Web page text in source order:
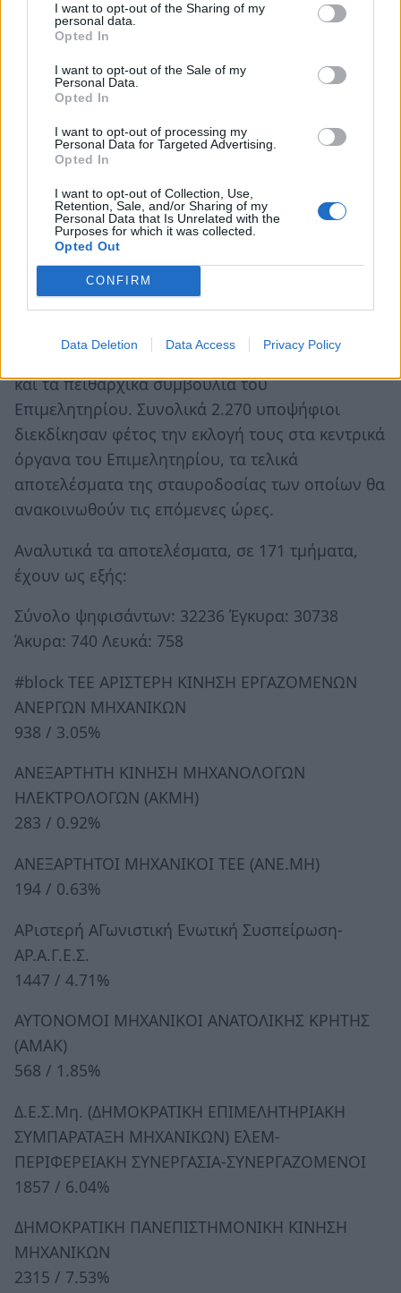
I want to opt-out of the Sharing of my
personal data.
Opted In
I want to opt-out of the Sale of my
Personal Data.
Opted In
I want to opt-out of processing my
Personal Data for Targeted Advertising.
Opted In
I want to opt-out of Collection, Use,
Retention, Sale, and/or Sharing of my
Personal Data that Is Unrelated with the
Purposes for which it was collected.
Opted Out
CONFIRM
Data Deletion Data Access Privacy Policy
φέρνουμε αποτελέσματα. Και όλοι μαζί, για το
καλό του κλάδου και της χώρας, μπορούμε από
σήμερα να πετύχουμε ακόμη περισσότερα. Και
θέλουμε και μπορούμε. Το έχουμε αποδείξει.»
Σημειώνεται ότι δεκαέξι (16) συνδυασμοί
υποψηφίων και τέσσερις (4) μεμονωμένοι
υποψήφιοι έθεσαν υποψηφιότητα για εκλογή
στις 155 έδρες της Κεντρικής Αντιπροσωπείας
του ΤΕΕ, για τις εκλογές της 3ης Νοεμβρίου
2019. Αρκετοί από τους συνδυασμούς έχουν
θέσει υποψηφιότητα και για τις δεκατρείς,
πλέον, επιστημονικές επιτροπές ειδικοτήτων (οι
οποίες με αντίστοιχες 65 έδρες συμμετέχουν
στην Α/ΤΕΕ), όπου κατέρχονται 19 συνδυασμοί,
και τα πειθαρχικά συμβούλια του
Επιμελητηρίου. Συνολικά 2.270 υποψήφιοι
διεκδίκησαν φέτος την εκλογή τους στα κεντρικά
όργανα του Επιμελητηρίου, τα τελικά
αποτελέσματα της σταυροδοσίας των οποίων θα
ανακοινωθούν τις επόμενες ώρες.
Αναλυτικά τα αποτελέσματα, σε 171 τμήματα,
έχουν ως εξής:
Σύνολο ψηφισάντων: 32236 Έγκυρα: 30738
Άκυρα: 740 Λευκά: 758
#block TEE ΑΡΙΣΤΕΡΗ ΚΙΝΗΣΗ ΕΡΓΑΖΟΜΕΝΩΝ
ΑΝΕΡΓΩΝ ΜΗΧΑΝΙΚΩΝ
938 / 3.05%
ΑΝΕΞΑΡΤΗΤΗ ΚΙΝΗΣΗ ΜΗΧΑΝΟΛΟΓΩΝ
ΗΛΕΚΤΡΟΛΟΓΩΝ (ΑΚΜΗ)
283 / 0.92%
ΑΝΕΞΑΡΤΗΤΟΙ ΜΗΧΑΝΙΚΟΙ ΤΕΕ (ΑΝΕ.ΜΗ)
194 / 0.63%
ΑΡιστερή ΑΓωνιστική Ενωτική Συσπείρωση-
ΑΡ.Α.Γ.Ε.Σ.
1447 / 4.71%
ΑΥΤΟΝΟΜΟΙ ΜΗΧΑΝΙΚΟΙ ΑΝΑΤΟΛΙΚΗΣ ΚΡΗΤΗΣ
(ΑΜΑΚ)
568 / 1.85%
Δ.Ε.Σ.Μη. (ΔΗΜΟΚΡΑΤΙΚΗ ΕΠΙΜΕΛΗΤΗΡΙΑΚΗ
ΣΥΜΠΑΡΑΤΑΞΗ ΜΗΧΑΝΙΚΩΝ) ΕλΕΜ-
ΠΕΡΙΦΕΡΕΙΑΚΗ ΣΥΝΕΡΓΑΣΙΑ-ΣΥΝΕΡΓΑΖΟΜΕΝΟΙ
1857 / 6.04%
ΔΗΜΟΚΡΑΤΙΚΗ ΠΑΝΕΠΙΣΤΗΜΟΝΙΚΗ ΚΙΝΗΣΗ
ΜΗΧΑΝΙΚΩΝ
2315 / 7.53%